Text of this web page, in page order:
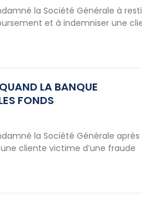
la Société Générale à
et à indemniser une
LA BANQUE
FONDS
la Société Générale après
cliente victime d’une fraude